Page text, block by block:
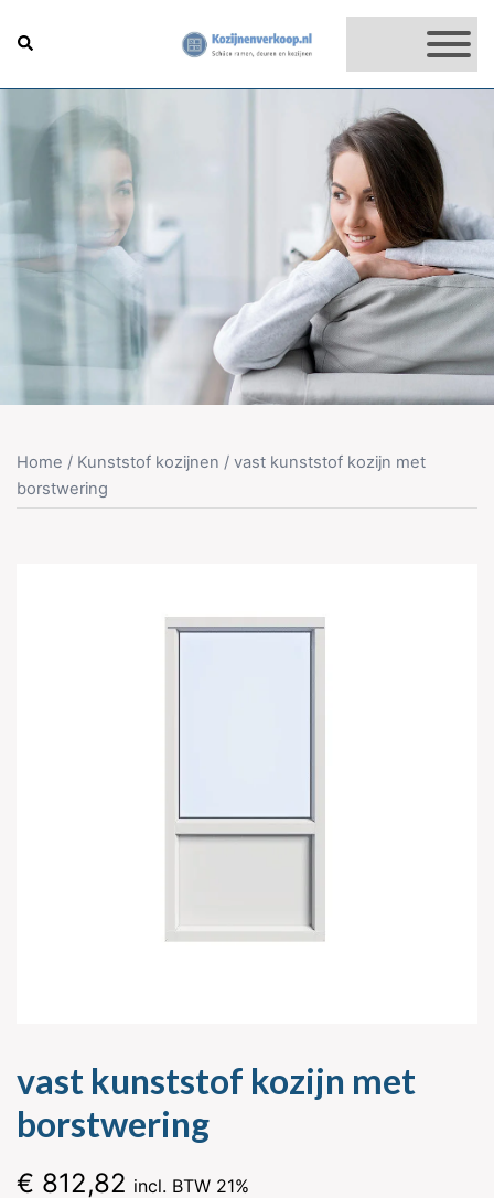
Search
Home / Kunststof kozijnen / vast kunststof kozijn met
borstwering
vast kunststof kozijn met
borstwering
€ 812,82 incl. BTW 21%